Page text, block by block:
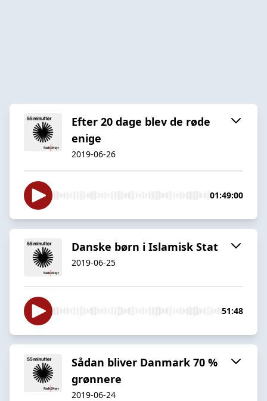
Efter 20 dage blev de røde
enige
2019-06-26
01:49:00
Danske børn i Islamisk Stat
2019-06-25
51:48
Sådan bliver Danmark 70 %
grønnere
2019-06-24